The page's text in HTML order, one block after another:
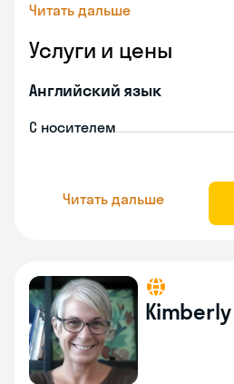
Читать дальше
Услуги и цены
Английский язык
С носителем
Читать дальше
Kimberly